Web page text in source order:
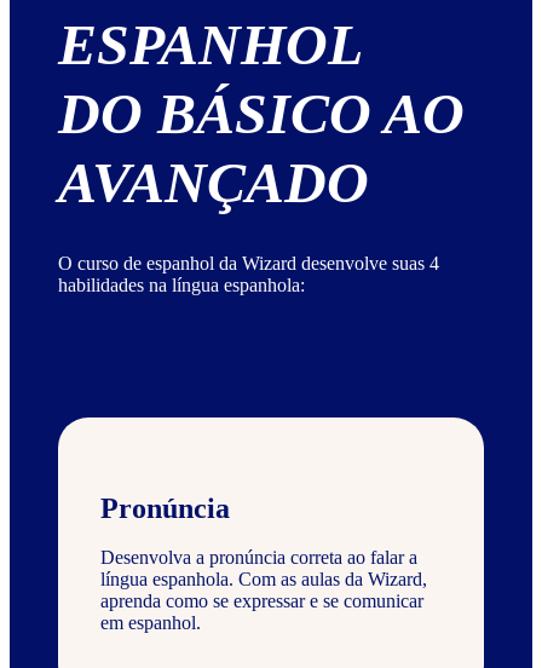
ESPANHOL
DO BÁSICO AO
AVANÇADO
O curso de espanhol da Wizard desenvolve suas 4
habilidades na língua espanhola:
Pronúncia
Desenvolva a pronúncia correta ao falar a
língua espanhola. Com as aulas da Wizard,
aprenda como se expressar e se comunicar
em espanhol.